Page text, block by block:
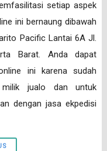
setiap aspek
ini bernaung dibawah
Pacific Lantai 6A Jl.
Barat. Anda dapat
ini karena sudah
milik jualo dan untuk
dengan jasa ekpedisi